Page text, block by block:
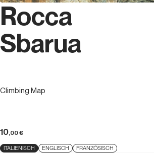
Rocca
Sbarua
Climbing Map
10,00€
ITALIENISCH ENGLISCH FRANZÖSISCH